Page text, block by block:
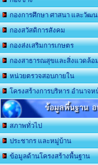
กองการศึกษา ศาสนา และวัฒ
กองสวัสดิการสังคม
กองส่งเสริมการเกษตร
กองสาธารณสุขและสิ่งแวดล้อ
หน่วยตรวจสอบภายใน
โครงสร้างการบริหาร อำนาจห
ข้อมูลพื้นฐาน
สภาพทั่วไป
ประชากร และหมู่บ้าน
ข้อมูลด้านโครงสร้างพื้นฐาน